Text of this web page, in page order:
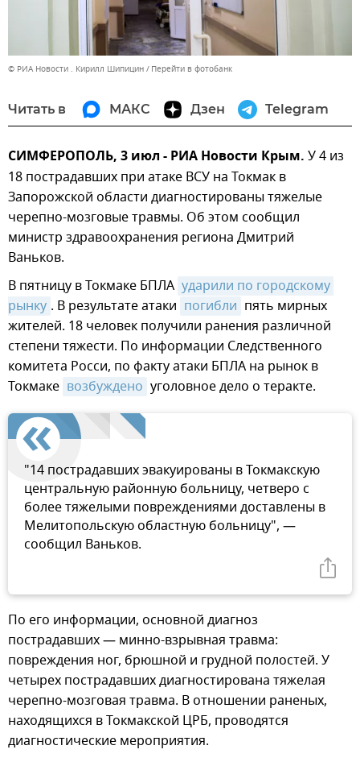
© РИА Новости . Кирилл Шипицин Перейти в фотобанк
Читать в МАКС Дзен Telegram
СИМФЕРОПОЛЬ, 3 июл - РИА Новости Крым. У 4 из
18 пострадавших при атаке ВСУ на Токмак в
Запорожской области диагностированы тяжелые
черепно-мозговые травмы. Об этом сообщил
министр здравоохранения региона Дмитрий
Ваньков.
В пятницу в Токмаке БПЛА ударили по городскому
рынку . В результате атаки погибли пять мирных
жителей. 18 человек получили ранения различной
степени тяжести. По информации Следственного
комитета Росси, по факту атаки БПЛА на рынок в
Токмаке возбуждено уголовное дело о теракте.
"14 пострадавших эвакуированы в Токмакскую
центральную районную больницу, четверо с
более тяжелыми повреждениями доставлены в
Мелитопольскую областную больницу", —
сообщил Ваньков.
По его информации, основной диагноз
пострадавших — минно-взрывная травма:
повреждения ног, брюшной и грудной полостей. У
четырех пострадавших диагностирована тяжелая
черепно-мозговая травма. В отношении раненых,
находящихся в Токмакской ЦРБ, проводятся
диагностические мероприятия.